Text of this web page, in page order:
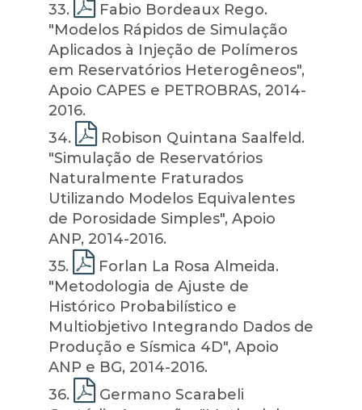
33.
Fabio Bordeaux Rego.
"Modelos Rápidos de Simulação
Aplicados à Injeção de Polímeros
em Reservatórios Heterogêneos",
Apoio CAPES e PETROBRAS, 2014-
2016.
34.
Robison Quintana Saalfeld.
"Simulação de Reservatórios
Naturalmente Fraturados
Utilizando Modelos Equivalentes
de Porosidade Simples", Apoio
ANP, 2014-2016.
35.
Forlan La Rosa Almeida.
"Metodologia de Ajuste de
Histórico Probabilístico e
Multiobjetivo Integrando Dados de
Produção e Sísmica 4D", Apoio
ANP e BG, 2014-2016.
36.
Germano Scarabeli